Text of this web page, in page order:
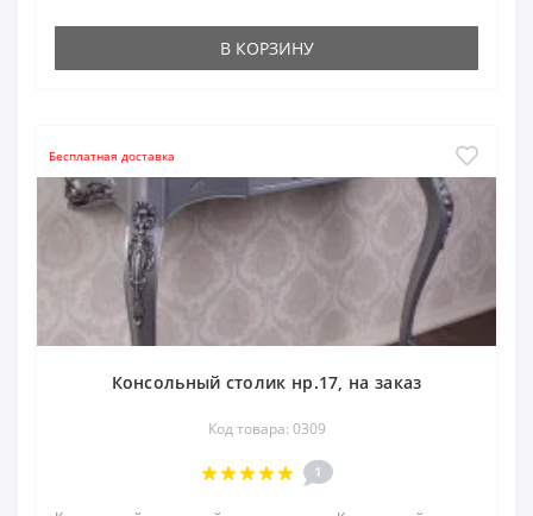
В КОРЗИНУ
Бесплатная доставка
Консольный столик нр.17, на заказ
Код товара: 0309
1